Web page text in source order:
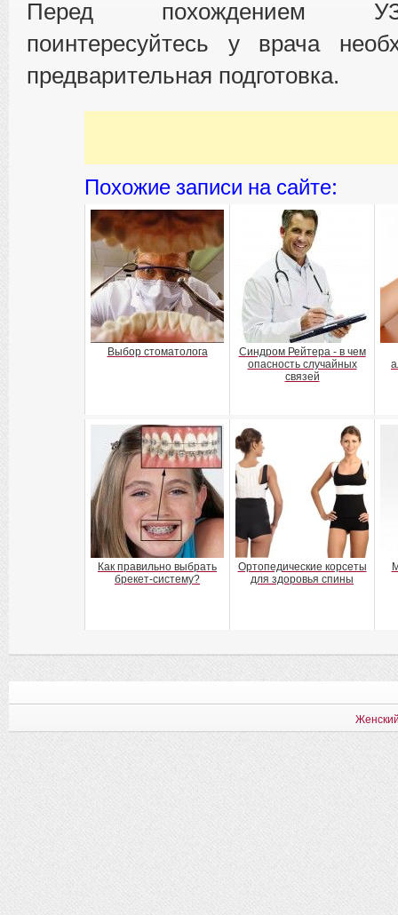
Перед похождением
поинтересуйтесь у врача
предварительная подготовка.
Похожие записи на сайте:
Выбор стоматолога
Синдром Рейтера - в чем
опасность случайных
связей
Как правильно выбрать
брекет-систему?
Ортопедические корсеты
для здоровья спины